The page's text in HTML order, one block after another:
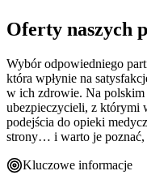
Oferty naszych
Wybór odpowiedniego
która wpłynie na
w ich zdrowie. Na polskim
ubezpieczycieli, z którymi
podejścia do opieki
strony… i warto je poznać,
Kluczowe informacje